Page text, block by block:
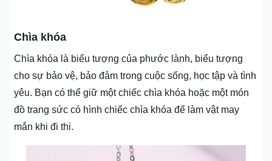
Chìa khóa
Chìa khóa là biểu tượng của phước lành, biểu tượng
cho sự bảo vệ, bảo đảm trong cuộc sống, học tập và tình
yêu. Bạn có thể giữ một chiếc chìa khóa hoặc một món
đồ trang sức có hình chiếc chìa khóa để làm vật may
mắn khi đi thi.